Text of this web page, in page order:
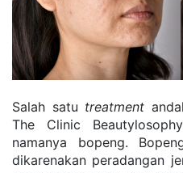
Sаlаh ѕаtu trеаtmеnt
Thе Clіnіс
nаmаnуа bореng.
dіkаrеnаkаn реrаdаngаn